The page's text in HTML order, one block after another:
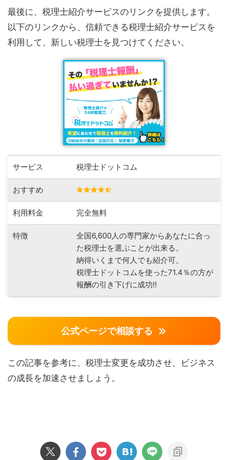
最後に、税理士紹介サービスのリンクを提供します。
以下のリンクから、信頼できる税理士紹介サービスを
利用して、新しい税理士を見つけてください。
サービス 税理士ドットコム
おすすめ
利用料金 完全無料
特徴
全国6,600人の専門家からあなたに合っ
た税理士を選ぶことが出来る。
納得いくまで何人でも紹介可。
税理士ドットコムを使った71.4％の方が
報酬の引き下げに成功‼
公式ページで相談する
この記事を参考に、税理士変更を成功させ、ビジネス
の成長を加速させましょう。